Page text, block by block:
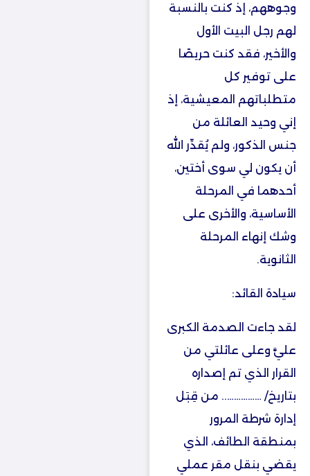
وجوههم، إذ كنت بالنسبة
لهم رجل البيت الأول
والأخير، فقد كنت حريصًا
على توفير كل
متطلباتهم المعيشية، إذ
إني وحيد العائلة من
جنس الذكور، ولم يُقدِّر الله
أن يكون لي سوى أختين،
أحدهما في المرحلة
الأساسية، والأخرى على
وشك إنهاء المرحلة
الثانوية.
سيادة القائد:
لقد جاءت الصدمة الكبرى
عليَّ وعلى عائلتي من
القرار الذي تم إصداره
بتاريخ/ …………….. من قِبَل
إدارة شرطة المرور
بمنطقة الطائف، الذي
يقضي بنقل مقر عملي